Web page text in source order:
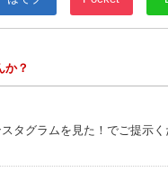
か？
タグラムを見た！でご提示